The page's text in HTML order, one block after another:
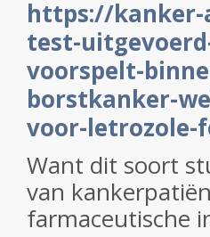
https://kanker-
test-
voorspelt-
borstkanker-
voor-letrozole-
Want dit soort
van
farmaceutische